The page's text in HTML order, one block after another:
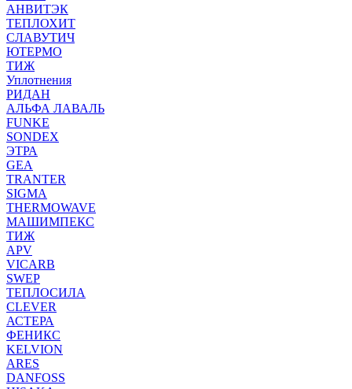
АНВИТЭК
ТЕПЛОХИТ
СЛАВУТИЧ
ЮТЕРМО
ТИЖ
Уплотнения
РИДАН
АЛЬФА ЛАВАЛЬ
FUNKE
SONDEX
ЭТРА
GEA
TRANTER
SIGMA
THERMOWAVE
МАШИМПЕКС
ТИЖ
APV
VICARB
SWEP
ТЕПЛОСИЛА
CLEVER
АСТЕРА
ФЕНИКС
KELVION
ARES
DANFOSS